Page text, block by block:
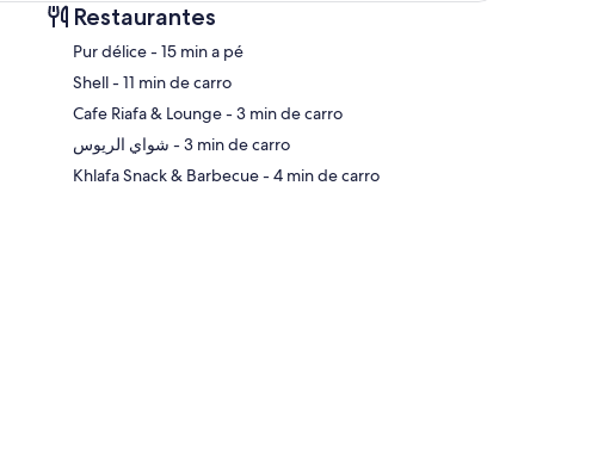
Restaurantes
‪Pur délice - ‬15 min a pé
‪Shell - ‬11 min de carro
‪Cafe Riafa & Lounge - ‬3 min de carro
‪شواي الريوس - ‬3 min de carro
‪Khlafa Snack & Barbecue - ‬4 min de carro